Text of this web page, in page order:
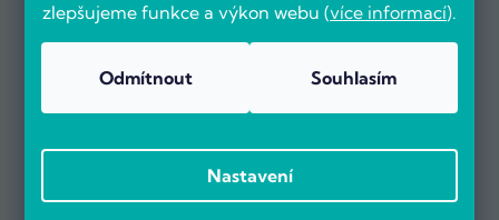
zlepšujeme funkce a výkon webu (více informací).
Odmítnout Souhlasím
Nastavení